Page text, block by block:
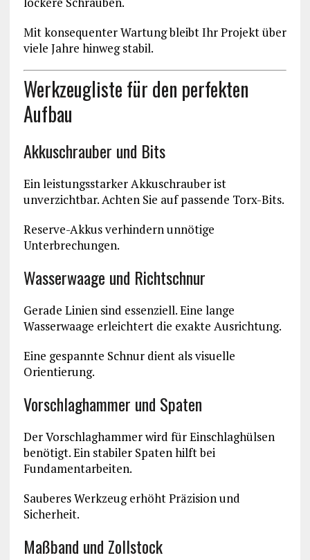
Mit konsequenter Wartung bleibt Ihr Projekt über
viele Jahre hinweg stabil.
Werkzeugliste für den perfekten
Aufbau
Akkuschrauber und Bits
Ein leistungsstarker Akkuschrauber ist
unverzichtbar. Achten Sie auf passende Torx-Bits.
Reserve-Akkus verhindern unnötige
Unterbrechungen.
Wasserwaage und Richtschnur
Gerade Linien sind essenziell. Eine lange
Wasserwaage erleichtert die exakte Ausrichtung.
Eine gespannte Schnur dient als visuelle
Orientierung.
Vorschlaghammer und Spaten
Der Vorschlaghammer wird für Einschlaghülsen
benötigt. Ein stabiler Spaten hilft bei
Fundamentarbeiten.
Sauberes Werkzeug erhöht Präzision und
Sicherheit.
Maßband und Zollstock